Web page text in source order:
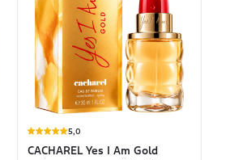
5,0
CACHAREL Yes I Am Gold